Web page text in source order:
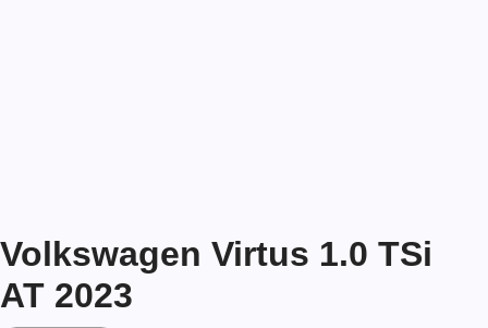
Volkswagen Virtus 1.0 TSi
AT 2023